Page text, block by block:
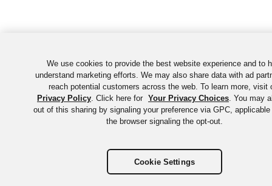
We use cookies to provide the best website experience and to
understand marketing efforts. We may also share data with ad
reach potential customers across the web. To learn more, visit
Privacy Policy. Click here for Your Privacy Choices. You may
out of this sharing by signaling your preference via GPC,
the browser signaling the opt-out.
Cookie Settings